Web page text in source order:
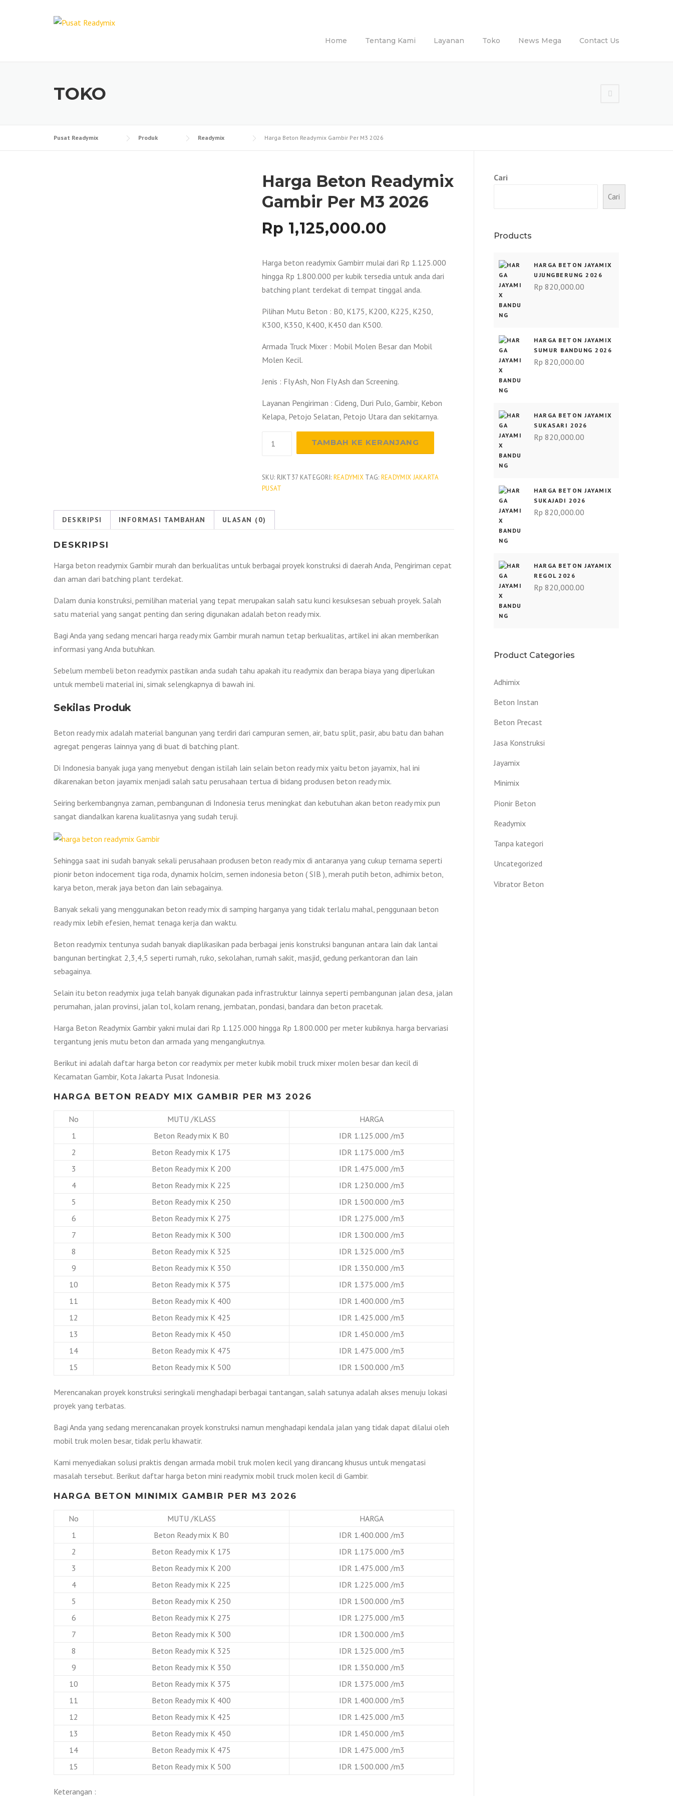
Home Tentang Kami Layanan Toko News Mega Contact Us
TOKO
Pusat Readymix Produk Readymix Harga Beton Readymix Gambir Per M3 2026
Harga Beton Readymix
Gambir Per M3 2026
Rp 1,125,000.00
Harga beton readymix Gambirr mulai dari Rp 1.125.000
hingga Rp 1.800.000 per kubik tersedia untuk anda dari
batching plant terdekat di tempat tinggal anda.
Pilihan Mutu Beton : B0, K175, K200, K225, K250,
K300, K350, K400, K450 dan K500.
Armada Truck Mixer : Mobil Molen Besar dan Mobil
Molen Kecil.
Jenis : Fly Ash, Non Fly Ash dan Screening.
Layanan Pengiriman : Cideng, Duri Pulo, Gambir, Kebon
Kelapa, Petojo Selatan, Petojo Utara dan sekitarnya.
Readymix
Gambir
M3
2026
TAMBAH KE KERANJANG
SKU: RJKT37 KATEGORI: READYMIX TAG: READYMIX JAKARTA
PUSAT
DESKRIPSI INFORMASI TAMBAHAN ULASAN (0)
DESKRIPSI
Harga beton readymix Gambir murah dan berkualitas untuk berbagai proyek konstruksi di daerah Anda, Pengiriman cepat
dan aman dari batching plant terdekat.
Dalam dunia konstruksi, pemilihan material yang tepat merupakan salah satu kunci kesuksesan sebuah proyek. Salah
satu material yang sangat penting dan sering digunakan adalah beton ready mix.
Bagi Anda yang sedang mencari harga ready mix Gambir murah namun tetap berkualitas, artikel ini akan memberikan
informasi yang Anda butuhkan.
Sebelum membeli beton readymix pastikan anda sudah tahu apakah itu readymix dan berapa biaya yang diperlukan
untuk membeli material ini, simak selengkapnya di bawah ini.
Sekilas Produk
Beton ready mix adalah material bangunan yang terdiri dari campuran semen, air, batu split, pasir, abu batu dan bahan
agregat pengeras lainnya yang di buat di batching plant.
Di Indonesia banyak juga yang menyebut dengan istilah lain selain beton ready mix yaitu beton jayamix, hal ini
dikarenakan beton jayamix menjadi salah satu perusahaan tertua di bidang produsen beton ready mix.
Seiring berkembangnya zaman, pembangunan di Indonesia terus meningkat dan kebutuhan akan beton ready mix pun
sangat diandalkan karena kualitasnya yang sudah teruji.
Sehingga saat ini sudah banyak sekali perusahaan produsen beton ready mix di antaranya yang cukup ternama seperti
pionir beton indocement tiga roda, dynamix holcim, semen indonesia beton ( SIB ), merah putih beton, adhimix beton,
karya beton, merak jaya beton dan lain sebagainya.
Banyak sekali yang menggunakan beton ready mix di samping harganya yang tidak terlalu mahal, penggunaan beton
ready mix lebih efesien, hemat tenaga kerja dan waktu.
Beton readymix tentunya sudah banyak diaplikasikan pada berbagai jenis konstruksi bangunan antara lain dak lantai
bangunan bertingkat 2,3,4,5 seperti rumah, ruko, sekolahan, rumah sakit, masjid, gedung perkantoran dan lain
sebagainya.
Selain itu beton readymix juga telah banyak digunakan pada infrastruktur lainnya seperti pembangunan jalan desa, jalan
perumahan, jalan provinsi, jalan tol, kolam renang, jembatan, pondasi, bandara dan beton pracetak.
Harga Beton Readymix Gambir yakni mulai dari Rp 1.125.000 hingga Rp 1.800.000 per meter kubiknya. harga bervariasi
tergantung jenis mutu beton dan armada yang mengangkutnya.
Berikut ini adalah daftar harga beton cor readymix per meter kubik mobil truck mixer molen besar dan kecil di
Kecamatan Gambir, Kota Jakarta Pusat Indonesia.
HARGA BETON READY MIX GAMBIR PER M3 2026
No MUTU /KLASS
HARGA
1
Beton Ready mix K B0
IDR 1.125.000 /m3
2
Beton Ready mix K 175
IDR 1.175.000 /m3
3
Beton Ready mix K 200
IDR 1.475.000 /m3
4
Beton Ready mix K 225
IDR 1.230.000 /m3
5
Beton Ready mix K 250
IDR 1.500.000 /m3
6
Beton Ready mix K 275
IDR 1.275.000 /m3
7
Beton Ready mix K 300
IDR 1.300.000 /m3
8
Beton Ready mix K 325
IDR 1.325.000 /m3
9
Beton Ready mix K 350
IDR 1.350.000 /m3
10
Beton Ready mix K 375
IDR 1.375.000 /m3
11
Beton Ready mix K 400
IDR 1.400.000 /m3
12
Beton Ready mix K 425
IDR 1.425.000 /m3
13
Beton Ready mix K 450
IDR 1.450.000 /m3
14
Beton Ready mix K 475
IDR 1.475.000 /m3
15
Beton Ready mix K 500 IDR 1.500.000 /m3
Merencanakan proyek konstruksi seringkali menghadapi berbagai tantangan, salah satunya adalah akses menuju lokasi
proyek yang terbatas.
Bagi Anda yang sedang merencanakan proyek konstruksi namun menghadapi kendala jalan yang tidak dapat dilalui oleh
mobil truk molen besar, tidak perlu khawatir.
Kami menyediakan solusi praktis dengan armada mobil truk molen kecil yang dirancang khusus untuk mengatasi
masalah tersebut. Berikut daftar harga beton mini readymix mobil truck molen kecil di Gambir.
HARGA BETON MINIMIX GAMBIR PER M3 2026
No MUTU /KLASS
HARGA
1
Beton Ready mix K B0
IDR 1.400.000 /m3
2
Beton Ready mix K 175
IDR 1.175.000 /m3
3
Beton Ready mix K 200
IDR 1.475.000 /m3
4
Beton Ready mix K 225
IDR 1.225.000 /m3
5
Beton Ready mix K 250
IDR 1.500.000 /m3
6
Beton Ready mix K 275
IDR 1.275.000 /m3
7
Beton Ready mix K 300
IDR 1.300.000 /m3
8
Beton Ready mix K 325
IDR 1.325.000 /m3
9
Beton Ready mix K 350
IDR 1.350.000 /m3
10
Beton Ready mix K 375
IDR 1.375.000 /m3
11
Beton Ready mix K 400
IDR 1.400.000 /m3
12
Beton Ready mix K 425
IDR 1.425.000 /m3
13
Beton Ready mix K 450
IDR 1.450.000 /m3
14
Beton Ready mix K 475
IDR 1.475.000 /m3
15
Beton Ready mix K 500 IDR 1.500.000 /m3
Keterangan :
Cari
Cari
Products
HARGA BETON JAYAMIX
UJUNGBERUNG 2026
Rp 820,000.00
HARGA BETON JAYAMIX
SUMUR BANDUNG 2026
Rp 820,000.00
HARGA BETON JAYAMIX
SUKASARI 2026
Rp 820,000.00
HARGA BETON JAYAMIX
SUKAJADI 2026
Rp 820,000.00
HARGA BETON JAYAMIX
REGOL 2026
Rp 820,000.00
Product Categories
Adhimix
Beton Instan
Beton Precast
Jasa Konstruksi
Jayamix
Minimix
Pionir Beton
Readymix
Tanpa kategori
Uncategorized
Vibrator Beton